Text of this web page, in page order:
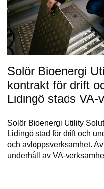
Solör Bioenergi
kontrakt för drift
Lidingö stads VA-
Solör Bioenergi Utility
Lidingö stad för drift och
och avloppsverksamhet.
underhåll av VA-